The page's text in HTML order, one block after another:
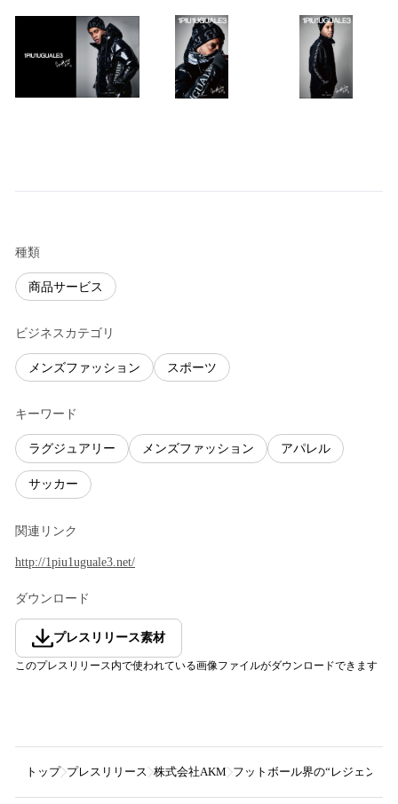
種類
商品サービス
ビジネスカテゴリ
メンズファッション スポーツ
キーワード
ラグジュアリー メンズファッション アパレル
サッカー
関連リンク
http://1piu1uguale3.net/
ダウンロード
プレスリリース素材
このプレスリリース内で使われている画像ファイルがダウンロードできます
トップ プレスリリース 株式会社AKM フットボール界の“レジェンド